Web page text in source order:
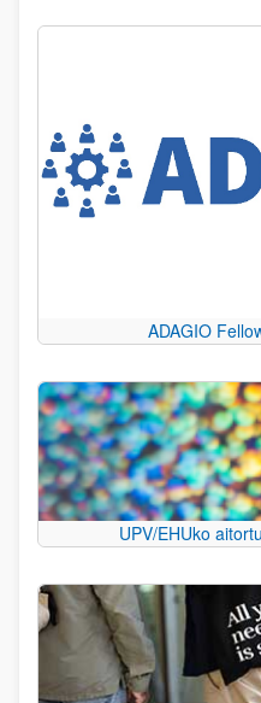
ADAGIO
UPV/EHUko